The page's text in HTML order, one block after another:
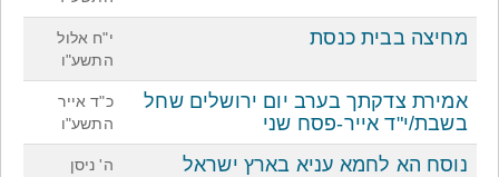
מחיצה בבית כנסת
י"ח אלול
התשע"ו
אמירת צדקתך בערב יום ירושלים שחל
בשבת/י"ד אייר-פסח שני
כ"ד אייר
התשע"ו
נוסח הא לחמא עניא בארץ ישראל
ה' ניסן